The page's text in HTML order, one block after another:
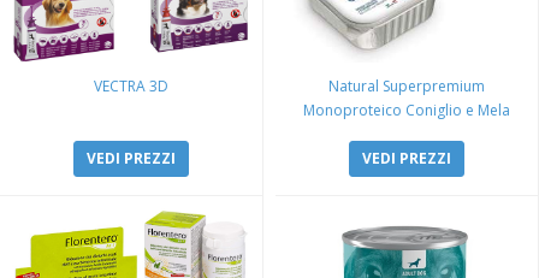
VECTRA 3D
VEDI PREZZI
Natural Superpremium
Monoproteico Coniglio e Mela
VEDI PREZZI